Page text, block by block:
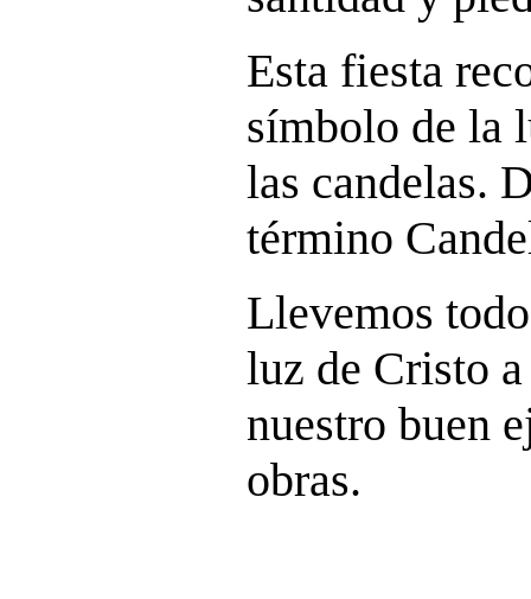
Esta fiesta
símbolo de la
las candelas.
término
Llevemos
luz de Cristo
nuestro buen
obras.